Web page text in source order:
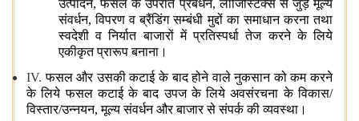
उत्पादन, फसल के उपरांत प्रबंधन, लॉजिस्टिक्स से जुड़े मूल्य
संवर्धन, विपरण व ब्रैंडिंग सम्बंधी मुद्दों का समाधान करना तथा
स्वदेशी व निर्यात बाजारों में प्रतिस्पर्धा तेज करने के लिये
एकीकृत प्रारूप बनाना।
IV.फसल और उसकी कटाई के बाद होने वाले नुकसान को कम करने
के लिये फसल कटाई के बाद उपज के लिये अवसंरचना के विकास/
विस्तार/उन्नयन, मूल्य संवर्धन और बाजार से संपर्क की व्यवस्था।